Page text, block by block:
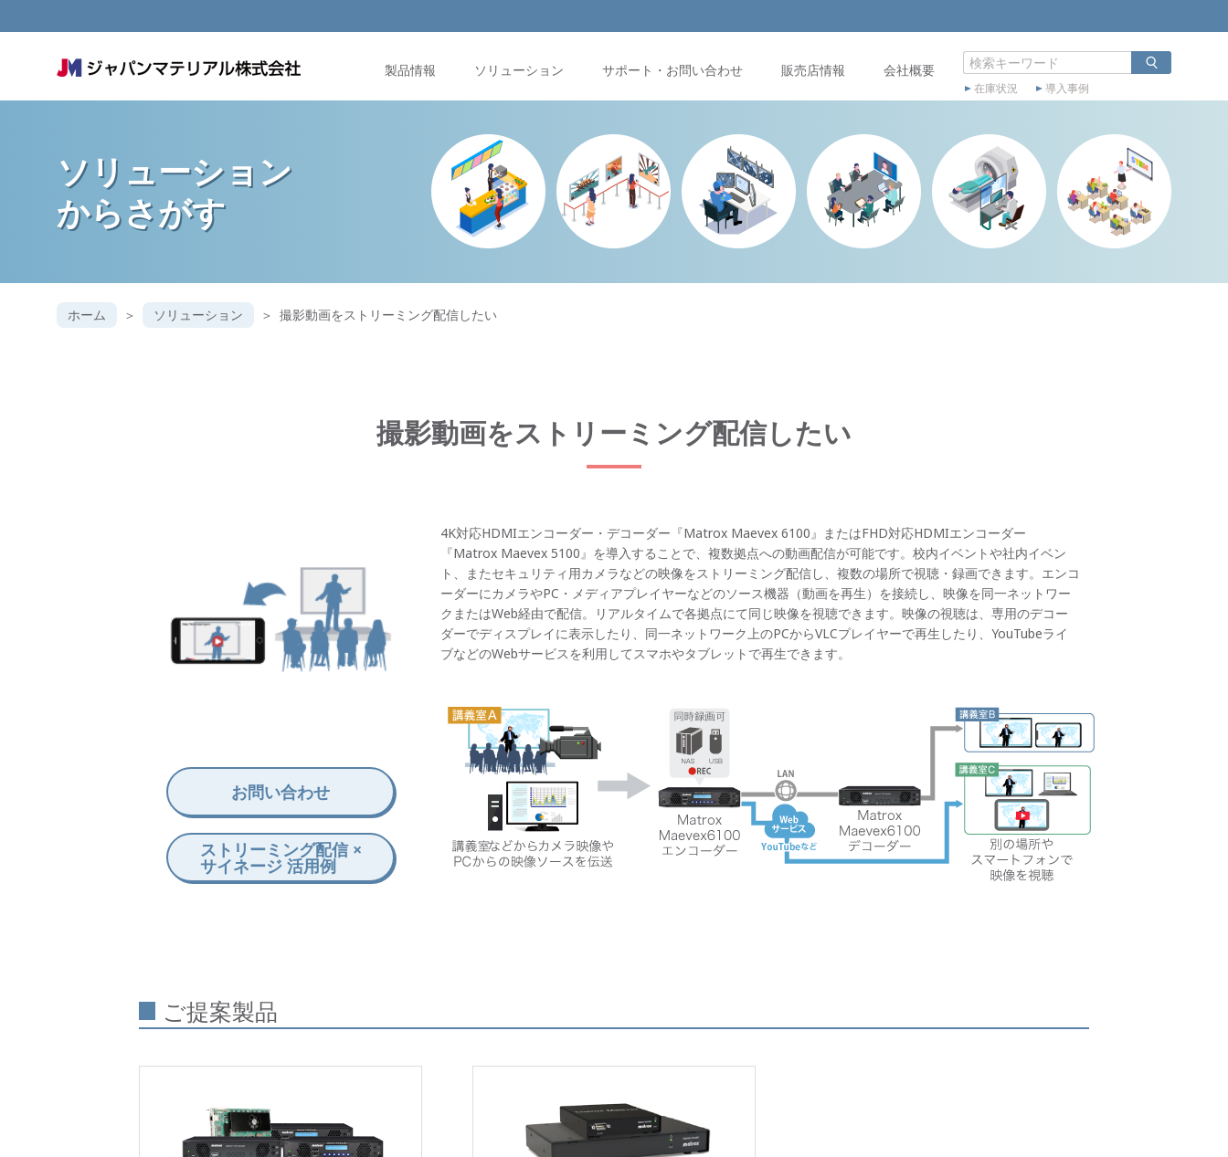
製品情報 ソリューション サポート・お問い合わせ 販売店情報 会社概要
在庫状況 導入事例
ソリューション
からさがす
ホーム ソリューション 撮影動画をストリーミング配信したい
撮影動画をストリーミング配信したい
お問い合わせ
ストリーミング配信 ×
サイネージ 活用例
4K対応HDMIエンコーダー・デコーダー『Matrox Maevex 6100』またはFHD対応HDMIエンコーダー
『Matrox Maevex 5100』を導入することで、複数拠点への動画配信が可能です。校内イベントや社内イベン
ト、またセキュリティ用カメラなどの映像をストリーミング配信し、複数の場所で視聴・録画できます。エンコ
ーダーにカメラやPC・メディアプレイヤーなどのソース機器（動画を再生）を接続し、映像を同一ネットワー
クまたはWeb経由で配信。リアルタイムで各拠点にて同じ映像を視聴できます。映像の視聴は、専用のデコー
ダーでディスプレイに表示したり、同一ネットワーク上のPCからVLCプレイヤーで再生したり、YouTubeライ
ブなどのWebサービスを利用してスマホやタブレットで再生できます。
ご提案製品